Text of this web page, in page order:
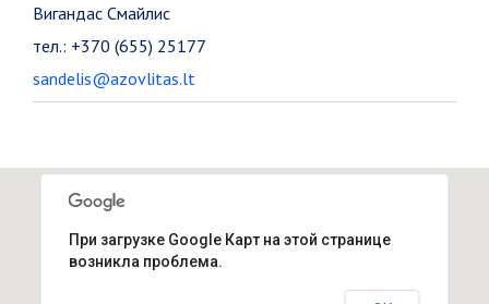
Вигандас Смайлис
тел.: +370 (655) 25177
sandelis@azovlitas.lt
При загрузке Google Карт на этой странице
возникла проблема.